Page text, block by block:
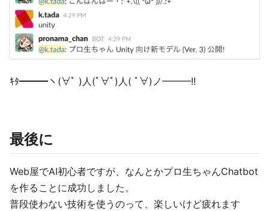
ｷﾀ━━━ヽ(∀ﾟ )人(ﾟ∀ﾟ)人( ﾟ∀)ノ━━━!!
最後に
Web屋でAI初心者ですが、なんとかプロ生ちゃんChatbot
を作ることに成功しました。
普段使わない技術を使うのって、楽しいけど疲れます